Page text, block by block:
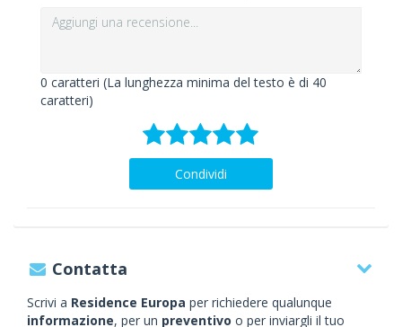
0 caratteri (La lunghezza minima del testo è di 40
caratteri)
Condividi
Contatta
Scrivi a Residence Europa per richiedere qualunque
informazione, per un preventivo o per inviargli il tuo